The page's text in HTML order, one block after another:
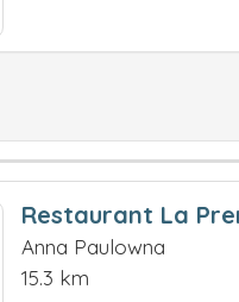
Restaurant La
Anna Paulowna
15.3 km